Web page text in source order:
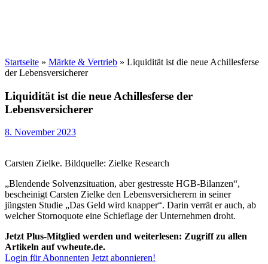
Startseite » Märkte & Vertrieb » Liquidität ist die neue Achillesferse
der Lebensversicherer
Liquidität ist die neue Achillesferse der
Lebensversicherer
8. November 2023
Carsten Zielke. Bildquelle: Zielke Research
„Blendende Solvenzsituation, aber gestresste HGB-Bilanzen“,
bescheinigt Carsten Zielke den Lebensversicherern in seiner
jüngsten Studie „Das Geld wird knapper“. Darin verrät er auch, ab
welcher Stornoquote eine Schieflage der Unternehmen droht.
Jetzt Plus-Mitglied werden und weiterlesen: Zugriff zu allen
Artikeln auf vwheute.de.
Login für Abonnenten Jetzt abonnieren!